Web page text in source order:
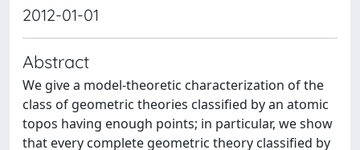
2012-01-01
Abstract
We give a model-theoretic characterization of the
class of geometric theories classified by an atomic
topos having enough points; in particular, we show
that every complete geometric theory classified by